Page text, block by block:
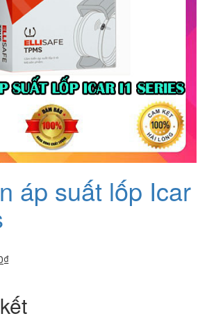
áp suất lốp Icar
₫Giá
là:
3.000.000₫.